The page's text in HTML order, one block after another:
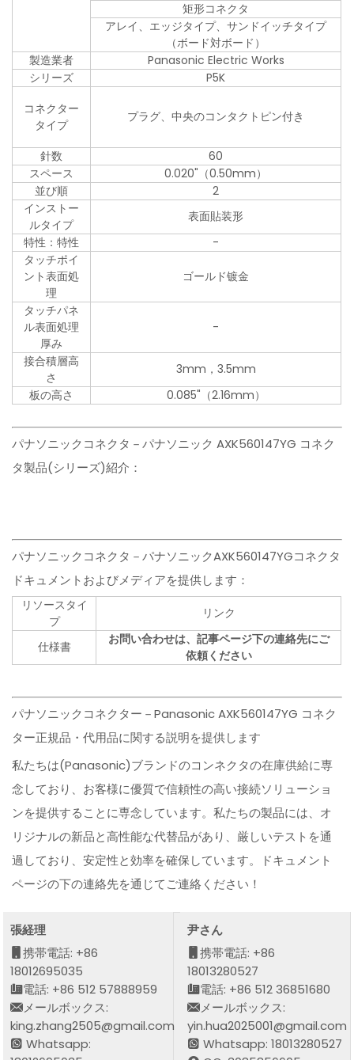
矩形コネクタ
アレイ、エッジタイプ、サンドイッチタイプ
（ボード対ボード）
製造業者
Panasonic Electric Works
シリーズ
P5K
コネクター
タイプ
プラグ、中央のコンタクトピン付き
針数
60
スペース
0.020"（0.50mm）
並び順
2
インストー
ルタイプ
表面貼装形
特性：特性
-
タッチポイ
ント表面処
理
ゴールド镀金
タッチパネ
ル表面処理
厚み
-
接合積層高
さ
3mm，3.5mm
板の高さ
0.085"（2.16mm）
パナソニックコネクタ－パナソニック AXK560147YG コネク
タ製品(シリーズ)紹介：
パナソニックコネクタ－パナソニックAXK560147YGコネクタ
ドキュメントおよびメディアを提供します：
リソースタイ
プ
リンク
仕様書
お問い合わせは、記事ページ下の連絡先にご
依頼ください
パナソニックコネクター－Panasonic AXK560147YG コネク
ター正規品・代用品に関する説明を提供します
私たちは(Panasonic)ブランドのコンネクタの在庫供給に専
念しており、お客様に優質で信頼性の高い接続ソリューショ
ンを提供することに専念しています。私たちの製品には、オ
リジナルの新品と高性能な代替品があり、厳しいテストを通
過しており、安定性と効率を確保しています。ドキュメント
ページの下の連絡先を通じてご連絡ください！
張経理
携帯電話: +86
18012695035
電話: +86 512 57888959
メールボックス:
king.zhang2505@gmail.com
Whatsapp:
尹さん
携帯電話: +86
18013280527
電話: +86 512 36851680
メールボックス:
yin.hua2025001@gmail.com
Whatsapp: 18013280527